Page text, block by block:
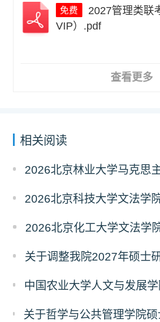
VIP）.pdf
查看更多
相关阅读